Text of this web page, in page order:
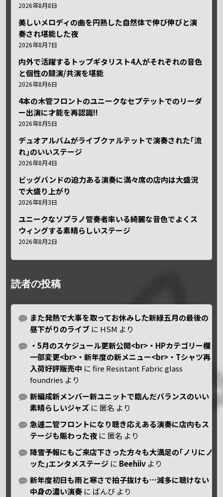
2026年8月8日
美しいメロディの曲を円熟した自然体で伸び伸びと演
奏され堪能した夜
2026年8月7日
内外で活躍するトップギタリスト4人がそれぞれの音色
と個性の競演/共演を堪能
2026年8月6日
4本の木管フロントのユニークなセプテットでのリーダ
ー出演に才能を再認識!!
2026年8月5日
デュオアルバムがライブクァルテットで演奏された｢流
れ｣のいいステージ
2026年8月4日
ビッグバンドの迫力ある演奏に満々席の店内は大盛況
で大盛り上がり
2026年8月3日
ユニークなソプラノ管奏者率いる綺麗な音色でよくス
ウィングする素晴らしいステージ
2026年8月2日
読者の投稿
また発熱で大事を取ってお休みした新緑五月の最後の
昼下がりのライブ に HSM より
・5月のスケジュール更新公開<br>・HPカテゴリー欄
一部変更<br>・新年度の新メニュー<br>・Tシャツ再
入荷好評販売中 にfire Resistant Fabric glass
foundries より
新編成新メンバー新ユニットで臨んだバランスのいい
素晴らしいジャズ に 匿名 より
急遽二管フロントになり聴き応えある演奏に店内もス
テージも賑わった夜 に 匿名 より
降雪予報にもご来店下さった方々も大満足の｢ノリにノ
ッた｣エンタメステージ に Beehiiv より
新年度初日も雨と寒さで拍子抜けも…滅多に聴けない
中身の濃い演奏 に ばんび より